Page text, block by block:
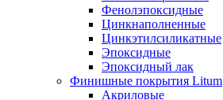
Фенолэпоксидные
Цинкнаполненные
Цинкэтилсиликатные
Эпоксидные
Эпоксидный лак
Финишные покрытия Litum
Акриловые